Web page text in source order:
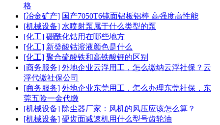
格
[冶金矿产] 国产7050T6镜面铝板铝棒 高强度高性能
[机械设备] 水喷射泵属于什么类型的泵
[化工] 硼酰化钴用在哪些地方
[化工] 新癸酸钴溶液颜色是什么
[化工] 聚合硫酸铁和高铁酸钾的区别
[商务服务] 外地企业云浮用工，怎么缴纳云浮社保？云
浮代缴社保公司
[商务服务] 外地企业东莞用工，怎么办理东莞社保，东
莞五险一金代缴
[机械设备] 除尘器厂家：风机的风压应该怎么算？
[机械设备] 硬齿面减速机用什么型号齿轮油